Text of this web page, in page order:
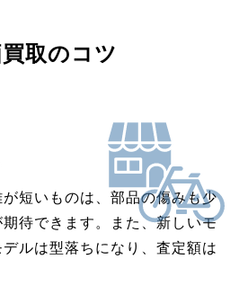
取のコツ
短いものは、部品の傷みも少
待できます。また、新しいモ
ルは型落ちになり、査定額は